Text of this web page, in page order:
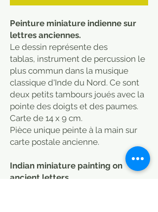
Peinture miniature indienne sur
lettres anciennes.
Le dessin représente des
tablas, instrument de percussion le
plus commun dans la musique
classique d'Inde du Nord. Ce sont
deux petits tambours joués avec la
pointe des doigts et des paumes.
Carte de 14 x 9 cm.
Pièce unique peinte à la main sur
carte postale ancienne.
Indian miniature painting on
ancient letters.